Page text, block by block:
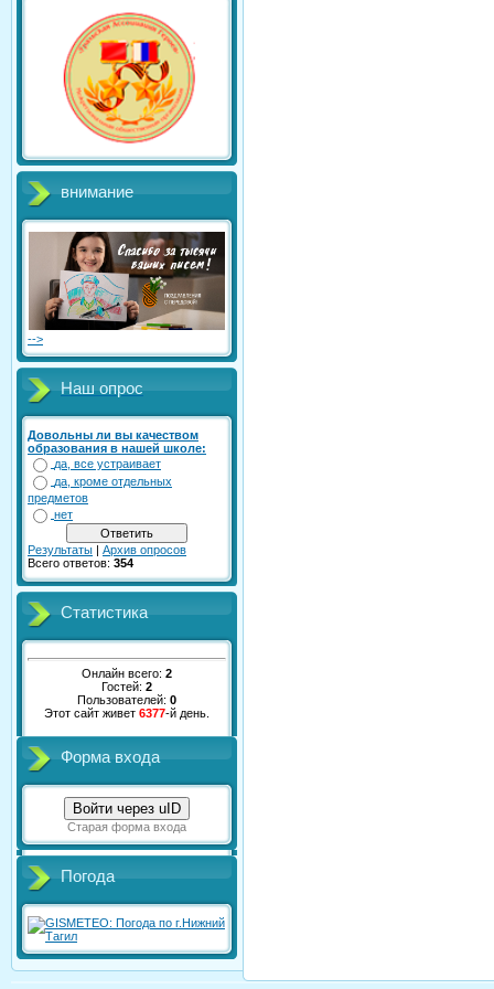
внимание
-->
Наш опрос
Довольны ли вы качеством
образования в нашей школе:
да, все устраивает
да, кроме отдельных
предметов
нет
Результаты | Архив опросов
Всего ответов: 354
Статистика
Онлайн всего: 2
Гостей: 2
Пользователей: 0
Этот сайт живет 6377-й день.
Форма входа
Войти через uID
Старая форма входа
Погода